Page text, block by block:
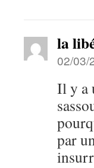
la
02/03/
Il y a
par